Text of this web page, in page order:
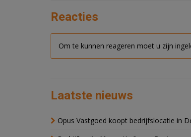
Reacties
Om te kunnen reageren moet u zijn
Laatste nieuws
Opus Vastgoed koopt bedrijfslocatie in